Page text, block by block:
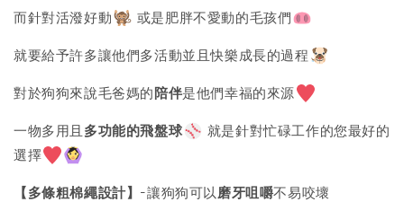
而針對活潑好動 或是肥胖不愛動的毛孩們
就要給予許多讓他們多活動並且快樂成長的過程
對於狗狗來說毛爸媽的陪伴是他們幸福的來源
一物多用且 多功能的飛盤球
就是針對忙碌工作的您最好的
選擇
【多條粗棉繩設計】 -讓狗狗可以磨牙咀嚼不易咬壞